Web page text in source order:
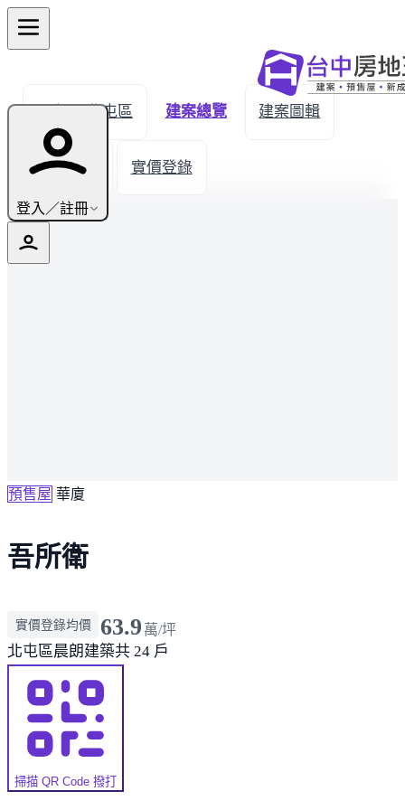
登入／註冊
← 返回北屯區 建案總覽 建案圖輯
生活機能 實價登錄
預售屋 華廈
吾所衛
實價登錄均價 63.9 萬/坪
北屯區晨朗建築共 24 戶
掃描 QR Code 撥打